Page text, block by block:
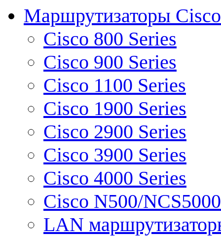
Маршрутизаторы Cisco
Cisco 800 Series
Cisco 900 Series
Cisco 1100 Series
Cisco 1900 Series
Cisco 2900 Series
Cisco 3900 Series
Cisco 4000 Series
Cisco N500/
LAN